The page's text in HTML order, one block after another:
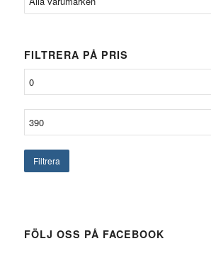
FILTRERA PÅ PRIS
Filtrera
FÖLJ OSS PÅ FACEBOOK